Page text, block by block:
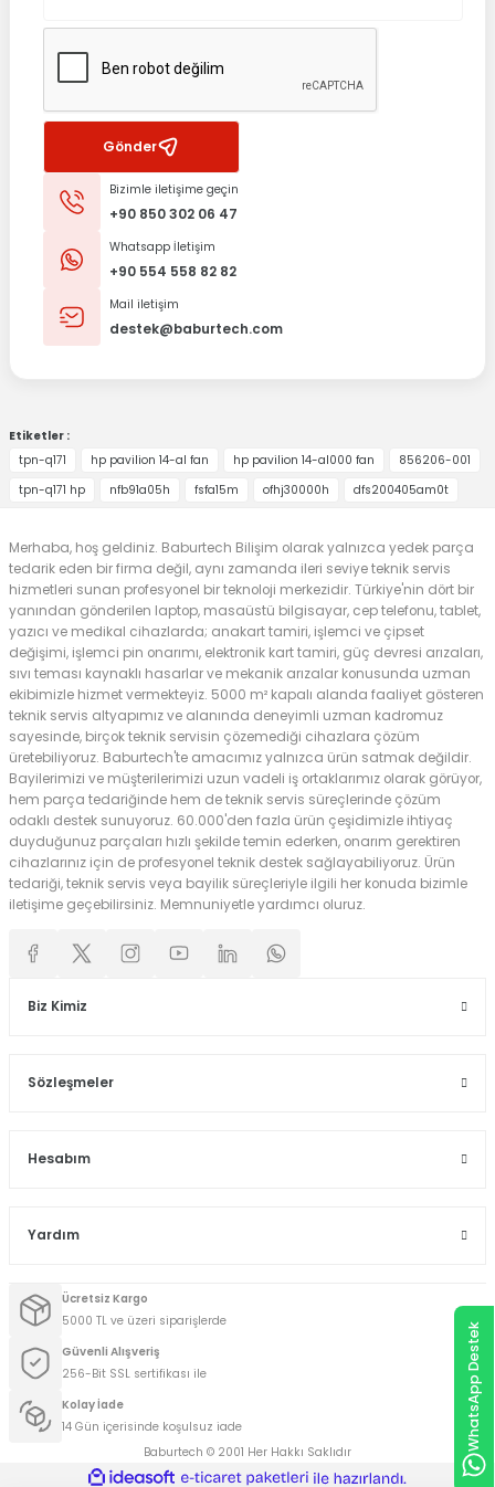
Gönder
Bizimle iletişime geçin
+90 850 302 06 47
Whatsapp İletişim
+90 554 558 82 82
Mail iletişim
destek@baburtech.com
Etiketler :
tpn-q171
hp pavilion 14-al fan hp pavilion 14-al000 fan
856206-001
tpn-q171 hp
nfb91a05h fsfa15m ofhj30000h dfs200405am0t
Merhaba, hoş geldiniz. Baburtech Bilişim olarak yalnızca yedek parça
tedarik eden bir firma değil, aynı zamanda ileri seviye teknik servis
hizmetleri sunan profesyonel bir teknoloji merkezidir. Türkiye'nin dört bir
yanından gönderilen laptop, masaüstü bilgisayar, cep telefonu, tablet,
yazıcı ve medikal cihazlarda; anakart tamiri, işlemci ve çipset
değişimi, işlemci pin onarımı, elektronik kart tamiri, güç devresi arızaları,
sıvı teması kaynaklı hasarlar ve mekanik arızalar konusunda uzman
ekibimizle hizmet vermekteyiz. 5000 m² kapalı alanda faaliyet gösteren
teknik servis altyapımız ve alanında deneyimli uzman kadromuz
sayesinde, birçok teknik servisin çözemediği cihazlara çözüm
üretebiliyoruz. Baburtech'te amacımız yalnızca ürün satmak değildir.
Bayilerimizi ve müşterilerimizi uzun vadeli iş ortaklarımız olarak görüyor,
hem parça tedariğinde hem de teknik servis süreçlerinde çözüm
odaklı destek sunuyoruz. 60.000'den fazla ürün çeşidimizle ihtiyaç
duyduğunuz parçaları hızlı şekilde temin ederken, onarım gerektiren
cihazlarınız için de profesyonel teknik destek sağlayabiliyoruz. Ürün
tedariği, teknik servis veya bayilik süreçleriyle ilgili her konuda bizimle
iletişime geçebilirsiniz. Memnuniyetle yardımcı oluruz.
Biz Kimiz
Sözleşmeler
Hesabım
Yardım
Ücretsiz Kargo
5000 TL ve üzeri siparişlerde
Güvenli Alışveriş
256-Bit SSL sertifikası ile
Kolay İade
14 Gün içerisinde koşulsuz iade
Baburtech © 2001 Her Hakkı Saklıdır
WhatsApp Destek
ideasoft e-